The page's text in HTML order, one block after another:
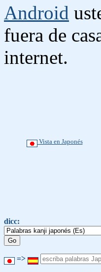
Android
fuera de
internet.
Vista en Japonés
dicc:
=>